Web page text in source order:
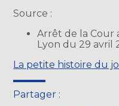
Source :
Arrêt de la Cour
Lyon du 29 avril
La petite histoire du
Partager :